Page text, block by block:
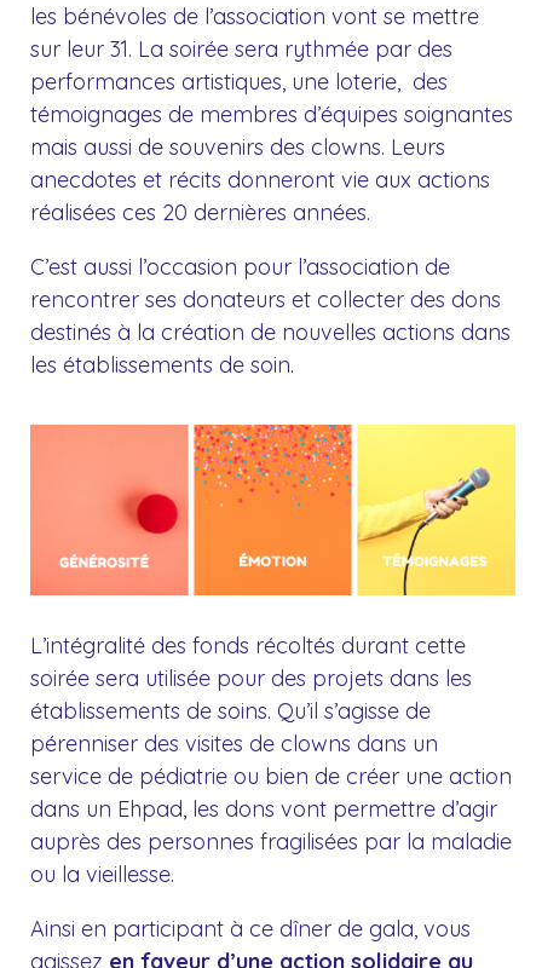
les bénévoles de l’association vont se mettre
sur leur 31. La soirée sera rythmée par des
performances artistiques, une loterie, des
témoignages de membres d’équipes soignantes
mais aussi de souvenirs des clowns. Leurs
anecdotes et récits donneront vie aux actions
réalisées ces 20 dernières années.
C’est aussi l’occasion pour l’association de
rencontrer ses donateurs et collecter des dons
destinés à la création de nouvelles actions dans
les établissements de soin.
L’intégralité des fonds récoltés durant cette
soirée sera utilisée pour des projets dans les
établissements de soins. Qu’il s’agisse de
pérenniser des visites de clowns dans un
service de pédiatrie ou bien de créer une action
dans un Ehpad, les dons vont permettre d’agir
auprès des personnes fragilisées par la maladie
ou la vieillesse.
Ainsi en participant à ce dîner de gala, vous
agissez en faveur d’une action solidaire au